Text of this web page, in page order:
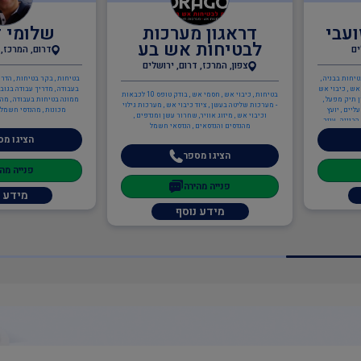
בבניה ,
, כיבוי אש
תיק מפעל ,
, יועץ
, עוזר
דראגון מערכות
לבטיחות אש בע
צפון, המרכז, דרום, ירושלים
בטיחות , כיבוי אש , חסמי אש , בודק טופס 10 לכבאות
- מערכות שליטה בעשן , ציוד כיבוי אש , מערכות גילוי
וכיבוי אש , מיזוג אוויר, שחרור עשן ומנדפים ,
מהנדסים והנדסאים , הנדסאי חשמל
הציגו מספר
פנייה מהירה
מידע נוסף
דרום, המרכז,
בטיחות , בקר בטיחות ,
בעבודה , מדריך עבודה
ממונה בטיחות בעבודה ,
מכונות , מהנדסי
הציגו
פנייה
מידע